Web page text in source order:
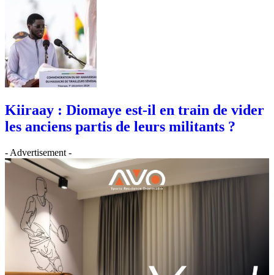
Kiiraay : Diomaye est-il en train de vider
les anciens partis de leurs militants ?
- Advertisement -